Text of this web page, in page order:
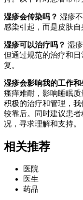
湿疹会传染吗？ 湿疹
感染引起，而是皮肤自
湿疹可以治疗吗？ 湿
但通过规范的治疗和
复。
湿疹会影响我的工作和
瘙痒难耐，影响睡眠
积极的治疗和管理，
较靠后。同时建议患
况，寻求理解和支持。
相关推荐
医院
医生
药品